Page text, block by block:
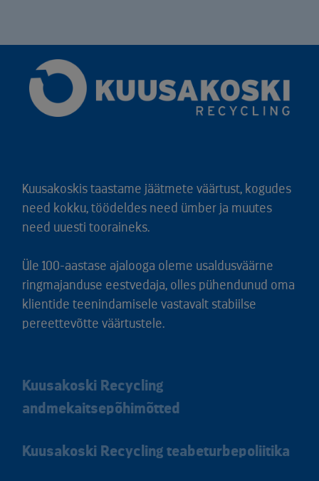
Kuusakoskis taastame jäätmete väärtust, kogudes
need kokku, töödeldes need ümber ja muutes
need uuesti tooraineks.
Üle 100-aastase ajalooga oleme usaldusväärne
ringmajanduse eestvedaja, olles pühendunud oma
klientide teenindamisele vastavalt stabiilse
pereettevõtte väärtustele.
Kuusakoski Recycling
andmekaitsepõhimõtted
Kuusakoski Recycling teabeturbepoliitika